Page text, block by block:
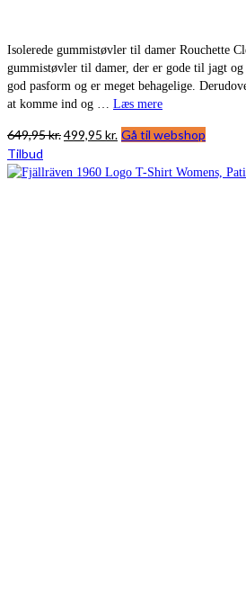
Isolerede gummistøvler til damer Rouchette
gummistøvler til damer, der er gode til jagt
god pasform og er meget behagelige.
at komme ind og … Læs mere
649,95kr.Den
pris
499,95 kr. Den
pris
Gå til webshop
Tilbud